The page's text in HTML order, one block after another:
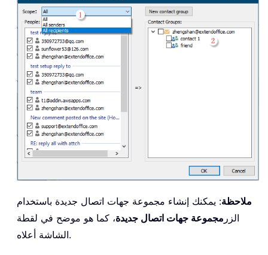
ملاحظة: يمكنك إنشاء مجموعة جهات اتصال جديدة باستخدام
الزر مجموعة جهات اتصال جديدة، كما هو موضح في لقطة
الشاشة أعلاه.